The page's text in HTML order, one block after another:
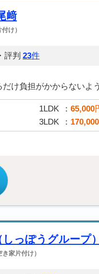
﨑
け）
評判 23件
け負担がかからないよ
1LDK 65,000
3LDK 170,000
っぽうグループ）
家片付け）